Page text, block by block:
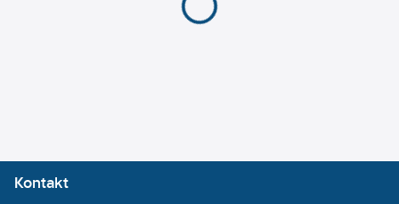
Kontakt